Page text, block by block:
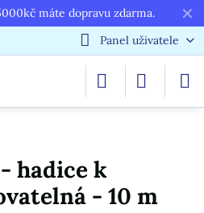
✕
máte dopravu zdarma.
Panel uživatele
hadice k
- 10 m